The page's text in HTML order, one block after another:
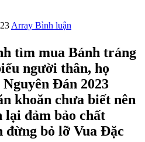
Array Bình luận
tìm mua Bánh tráng
người thân, họ
Đán 2023
khoăn chưa biết nên
lại đảm bảo chất
bỏ lỡ Vua Đặc